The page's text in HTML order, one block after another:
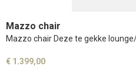
Mazzo chair
Mazzo chair Deze te gekke
€ 1.399,00